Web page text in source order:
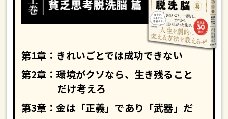
第1章：きれいごとでは成功できない
第2章：環境がクソなら、生き残ること
だけ考えろ
第3章：金は「正義」であり「武器」だ